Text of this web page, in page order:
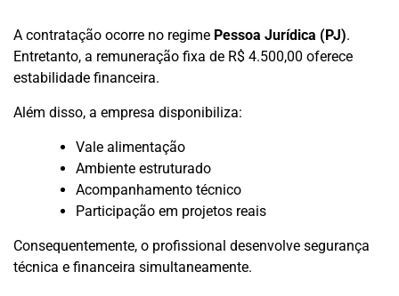
A contratação ocorre no regime Pessoa Jurídica (PJ).
Entretanto, a remuneração fixa de R$ 4.500,00 oferece
estabilidade financeira.
Além disso, a empresa disponibiliza:
Vale alimentação
Ambiente estruturado
Acompanhamento técnico
Participação em projetos reais
Consequentemente, o profissional desenvolve segurança
técnica e financeira simultaneamente.